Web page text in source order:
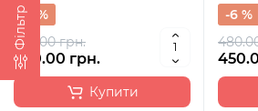
Фільтр
330.00 грн.
-9 %
300.00 грн.
Купити
-6 %